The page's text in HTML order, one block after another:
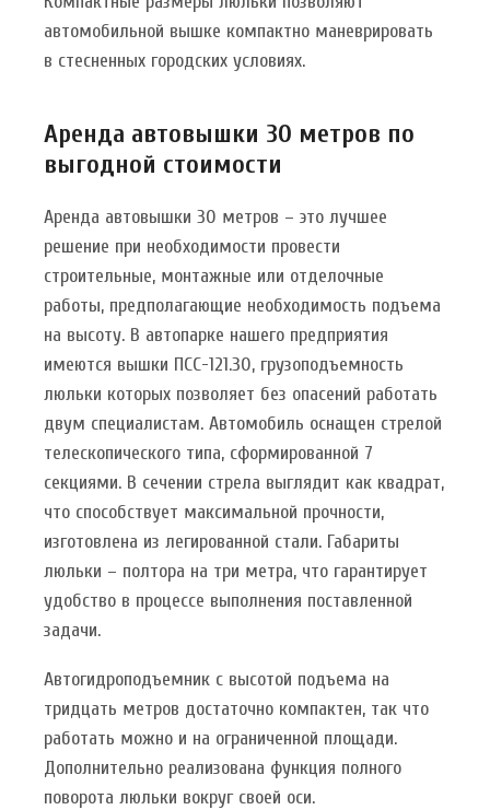
автомобильной вышке компактно маневрировать
в стесненных городских условиях.
Аренда автовышки 30 метров по
выгодной стоимости
Аренда автовышки 30 метров – это лучшее
решение при необходимости провести
строительные, монтажные или отделочные
работы, предполагающие необходимость подъема
на высоту. В автопарке нашего предприятия
имеются вышки ПСС-121.30, грузоподъемность
люльки которых позволяет без опасений работать
двум специалистам. Автомобиль оснащен стрелой
телескопического типа, сформированной 7
секциями. В сечении стрела выглядит как квадрат,
что способствует максимальной прочности,
изготовлена из легированной стали. Габариты
люльки – полтора на три метра, что гарантирует
удобство в процессе выполнения поставленной
задачи.
Автогидроподъемник с высотой подъема на
тридцать метров достаточно компактен, так что
работать можно и на ограниченной площади.
Дополнительно реализована функция полного
поворота люльки вокруг своей оси.